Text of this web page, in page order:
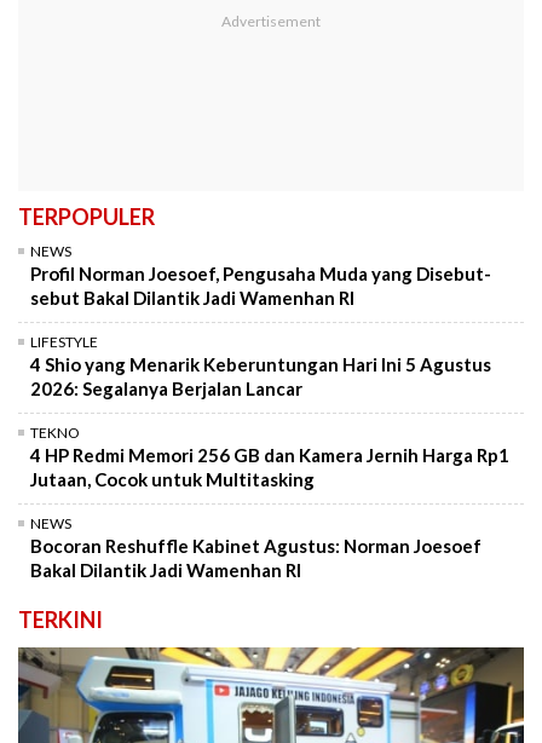
TERPOPULER
NEWS
Profil Norman Joesoef, Pengusaha Muda yang Disebut-
sebut Bakal Dilantik Jadi Wamenhan RI
LIFESTYLE
4 Shio yang Menarik Keberuntungan Hari Ini 5 Agustus
2026: Segalanya Berjalan Lancar
TEKNO
4 HP Redmi Memori 256 GB dan Kamera Jernih Harga Rp1
Jutaan, Cocok untuk Multitasking
NEWS
Bocoran Reshuffle Kabinet Agustus: Norman Joesoef
Bakal Dilantik Jadi Wamenhan RI
TERKINI